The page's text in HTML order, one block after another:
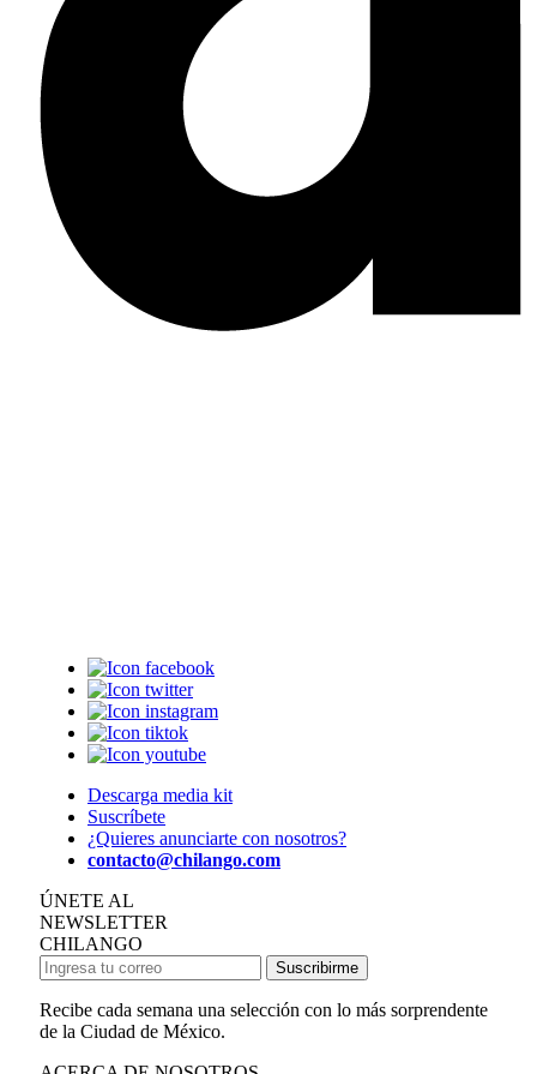
Descarga media kit
Suscríbete
¿Quieres anunciarte con nosotros?
contacto@chilango.com
ÚNETE AL
NEWSLETTER
CHILANGO
Suscribirme
Recibe cada semana una selección con lo más sorprendente
de la Ciudad de México.